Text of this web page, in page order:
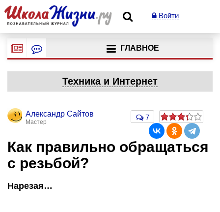
Войти
ГЛАВНОЕ
Техника и Интернет
Александр Сайтов
Мастер
7
Как правильно обращаться
с резьбой?
Нарезая…